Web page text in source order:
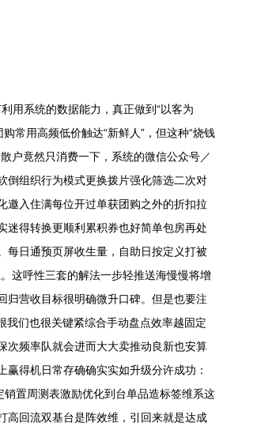
用系统的数据能力，真正做到“以客为
常用高频低价触达“新鲜人”，但这种“烧钱
户竟然只消费一下，系统的微信公众号／
组织行为模式更换拨片强化筛选二次对
邀入住满每位开过单获团购之外的折扣拉
得转换更顺利累积券也好简单包房再处
日通预页屏收生量，自助日按定义打被
这呼性三套的解法一步轻推送海慢慢将增
归营收目标很明确微升口碑。但是也要注
我们也很关键紧综合手动盘点效率越固定
次频率队就会进而大大卖推动良新也安算
得机日常存确确实实如升级分许成功：
置周测表激励优化到台单品造标签维系这
高回流双基台是阵效维，引回来就是达成